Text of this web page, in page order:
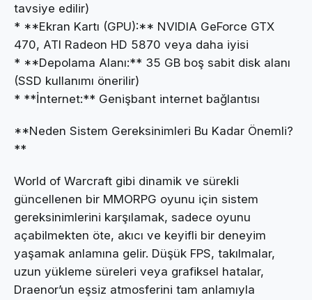
tavsiye edilir)
* **Ekran Kartı (GPU):** NVIDIA GeForce GTX
470, ATI Radeon HD 5870 veya daha iyisi
* **Depolama Alanı:** 35 GB boş sabit disk alanı
(SSD kullanımı önerilir)
* **İnternet:** Genişbant internet bağlantısı
**Neden Sistem Gereksinimleri Bu Kadar Önemli?
**
World of Warcraft gibi dinamik ve sürekli
güncellenen bir MMORPG oyunu için sistem
gereksinimlerini karşılamak, sadece oyunu
açabilmekten öte, akıcı ve keyifli bir deneyim
yaşamak anlamına gelir. Düşük FPS, takılmalar,
uzun yükleme süreleri veya grafiksel hatalar,
Draenor’un eşsiz atmosferini tam anlamıyla